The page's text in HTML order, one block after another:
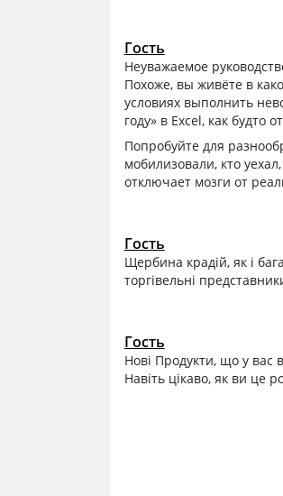
Гость
Неуважаемое
Похоже, вы живёте в
условиях выполнить
году» в Excel, как будто
Попробуйте для
мобилизовали, кто
отключает мозги от
Гость
Щербина крадій, як і
торгівельні
Гость
Нові Продукти, що у вас
Навіть цікаво, як ви це